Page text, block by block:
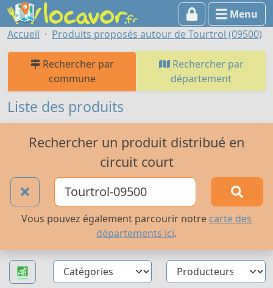
Menu
Accueil
Produits proposés autour de Tourtrol (09500)
Rechercher par
commune
Rechercher par
département
Liste des produits
Rechercher un produit distribué en
circuit court
Vous pouvez également parcourir notre carte des
départements ici.